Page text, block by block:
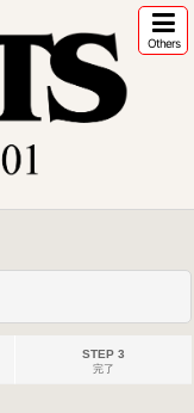
Others
STEP 3
完了